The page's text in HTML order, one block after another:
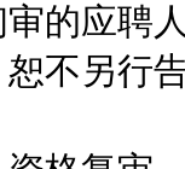
的应聘
不另行